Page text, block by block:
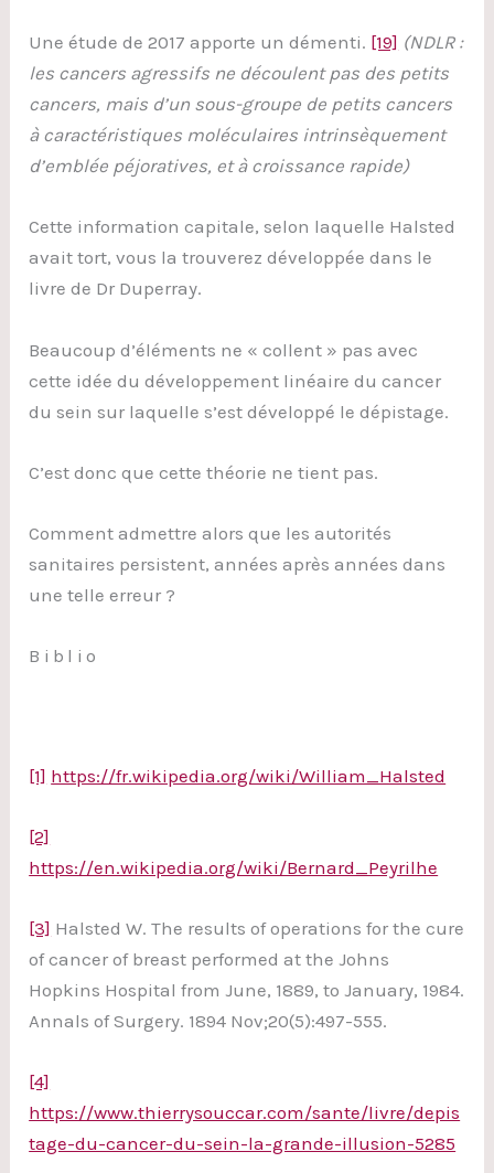
Une étude de 2017 apporte un démenti. [19] (NDLR :
les cancers agressifs ne découlent pas des petits
cancers, mais d’un sous-groupe de petits cancers
à caractéristiques moléculaires intrinsèquement
d’emblée péjoratives, et à croissance rapide)
Cette information capitale, selon laquelle Halsted
avait tort, vous la trouverez développée dans le
livre de Dr Duperray.
Beaucoup d’éléments ne « collent » pas avec
cette idée du développement linéaire du cancer
du sein sur laquelle s’est développé le dépistage.
C’est donc que cette théorie ne tient pas.
Comment admettre alors que les autorités
sanitaires persistent, années après années dans
une telle erreur ?
Biblio
[1] https://fr.wikipedia.org/wiki/William_Halsted
[2]
https://en.wikipedia.org/wiki/Bernard_Peyrilhe
[3] Halsted W. The results of operations for the cure
of cancer of breast performed at the Johns
Hopkins Hospital from June, 1889, to January, 1984.
Annals of Surgery. 1894 Nov;20(5):497-555.
[4]
https://www.thierrysouccar.com/sante/livre/depis
tage-du-cancer-du-sein-la-grande-illusion-5285